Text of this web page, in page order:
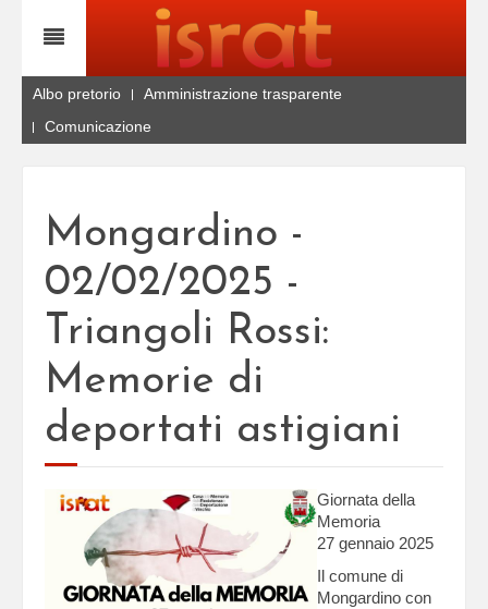
Albo pretorio
Amministrazione trasparente
Comunicazione
Mongardino -
02/02/2025 -
Triangoli Rossi:
Memorie di
deportati astigiani
Giornata della
Memoria
27 gennaio 2025
Il comune di
Mongardino con